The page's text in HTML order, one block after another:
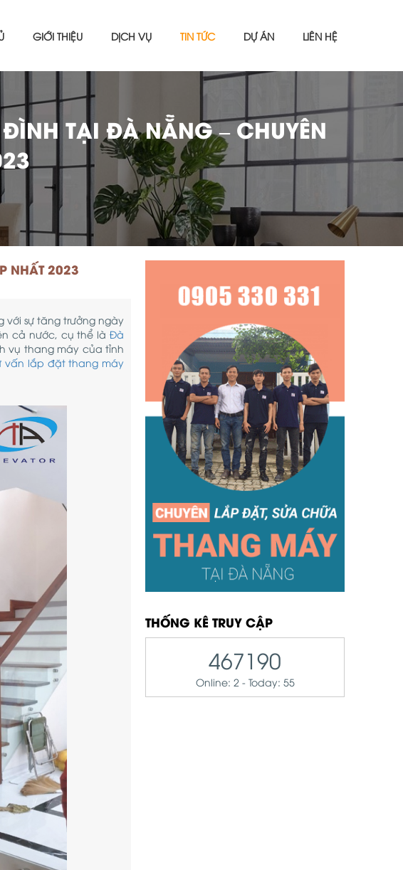
GIỚI THIỆU DỊCH VỤ TIN TỨC DỰ ÁN LIÊN HỆ
TẠI ĐÀ NẴNG – CHUYÊN
NHẤT 2023
sự tăng trưởng ngày
cả nước, cụ thể là Đà
vụ thang máy của tỉnh
vấn lắp đặt thang máy
THỐNG KÊ TRUY CẬP
467190
Online: 2 - Today: 55